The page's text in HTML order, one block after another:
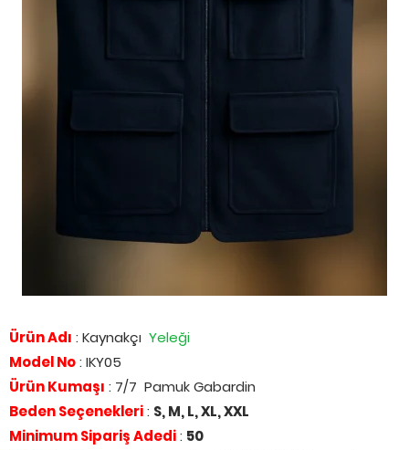
Ürün Adı : Kaynakçı Yeleği
Model No: IKY05
Ürün Kumaşı : 7/7 Pamuk Gabardin
Beden Seçenekleri: S, M, L, XL, XXL
Minimum Sipariş Adedi: 50